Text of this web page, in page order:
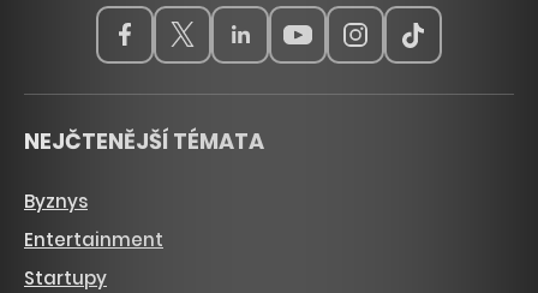
NEJČTENĚJŠÍ TÉMATA
Byznys
Entertainment
Startupy